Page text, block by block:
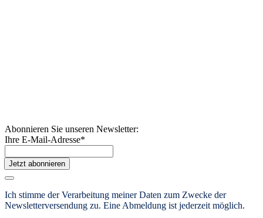
Abonnieren Sie unseren Newsletter:
Ihre E-Mail-Adresse*
Jetzt abonnieren
Ich stimme der Verarbeitung meiner Daten zum Zwecke der
Newsletterversendung zu. Eine Abmeldung ist jederzeit möglich.